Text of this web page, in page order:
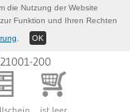
200
die Nutzung der Website
Funktion und Ihren Rechten
OK